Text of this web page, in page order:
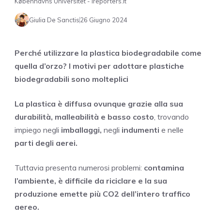
Giulia De Sanctis26 Giugno 2024
Perché utilizzare la plastica biodegradabile come
quella d’orzo? I motivi per adottare plastiche
biodegradabili sono molteplici
La plastica è diffusa ovunque grazie alla sua
durabilità, malleabilità e basso costo, trovando
impiego negli imballaggi, negli indumenti e nelle
parti degli aerei.
Tuttavia presenta numerosi problemi: contamina
l’ambiente, è difficile da riciclare e la sua
produzione emette più CO2 dell’intero traffico
aereo.